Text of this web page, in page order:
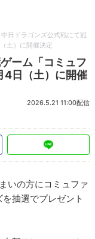
日ドラゴンズ公式戦にて冠
土）に開催決定
ーム「コミュフ
4日（土）に開催
2026.5.21 11:00配信
いの方にコミュファ
抽選でプレゼント